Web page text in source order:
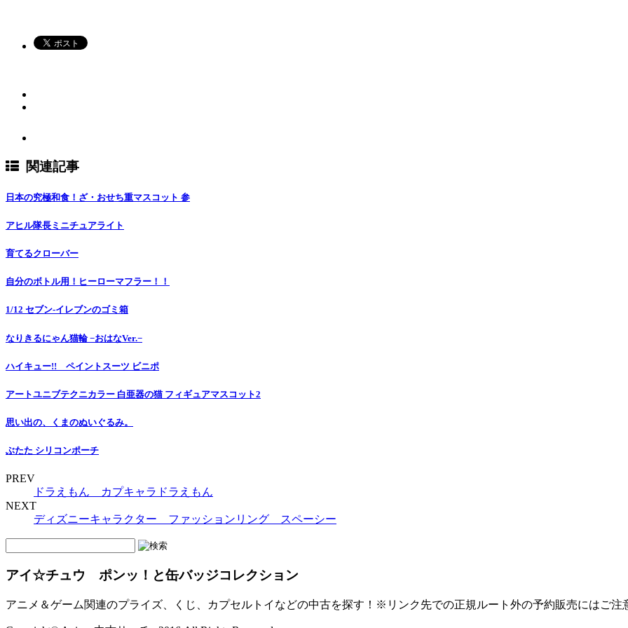
関連記事
日本の究極和食！ざ・おせち重マスコット 参
アヒル隊長ミニチュアライト
育てるクローバー
自分のボトル用！ヒーローマフラー！！
1/12 セブン-イレブンのゴミ箱
なりきるにゃん猫輪 −おはなVer.−
ハイキュー!! ペイントスーツ ビニポ
アートユニブテクニカラー 白亜器の猫 フィギュアマスコット2
思い出の、くまのぬいぐるみ。
ぶたた シリコンポーチ
PREV
ドラえもん カプキャラドラえもん
NEXT
ディズニーキャラクター ファッションリング スペーシー
アイ☆チュウ ポンッ！と缶バッジコレクション
アニメ＆ゲーム関連のプライズ、くじ、カプセルトイなどの中古を探す！※リンク先での正規ルート外の予約販売にはご注